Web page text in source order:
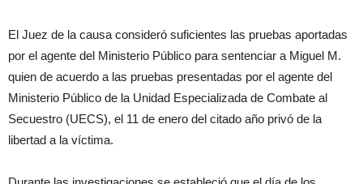
El Juez de la causa consideró suficientes las pruebas aportadas
por el agente del Ministerio Público para sentenciar a Miguel M.
quien de acuerdo a las pruebas presentadas por el agente del
Ministerio Público de la Unidad Especializada de Combate al
Secuestro (UECS), el 11 de enero del citado año privó de la
libertad a la víctima.